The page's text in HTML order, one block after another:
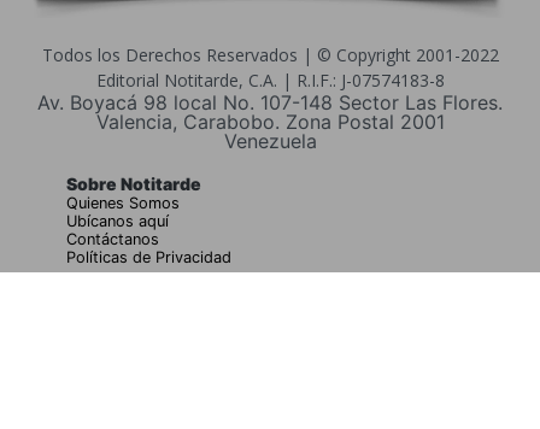
Todos los Derechos Reservados | © Copyright 2001-2022
Editorial Notitarde, C.A. | R.I.F.: J-07574183-8
Av. Boyacá 98 local No. 107-148 Sector Las Flores.
Valencia, Carabobo. Zona Postal 2001
Venezuela
Sobre Notitarde
Quienes Somos
Ubícanos aquí
Contáctanos
Políticas de Privacidad